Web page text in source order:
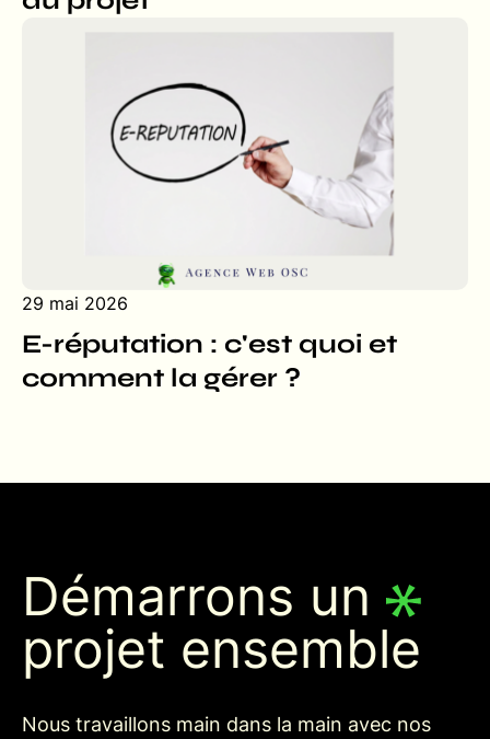
29 mai 2026
E-réputation : c'est quoi et
comment la gérer ?
Démarrons un
projet ensemble
Nous travaillons main dans la main avec nos